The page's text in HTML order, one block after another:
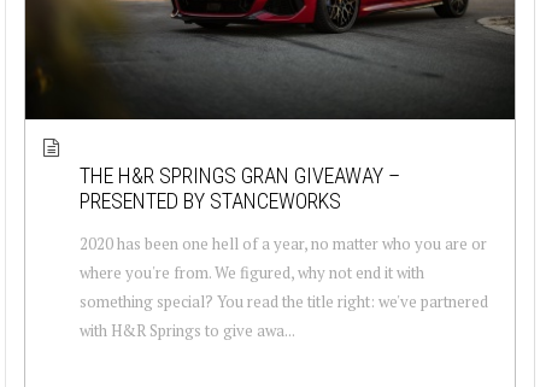
THE H&R SPRINGS GRAN GIVEAWAY –
PRESENTED BY STANCEWORKS
2020 has been one hell of a year, no matter who you are or
where you're from. We figured, why not end it with
something special? You read the title right: we've partnered
with H&R Springs to give awa...